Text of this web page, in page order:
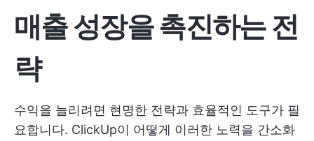
매출 성장을 촉진하는 전
략
수익을 늘리려면 현명한 전략과 효율적인 도구가 필
요합니다. ClickUp이 어떻게 이러한 노력을 간소화